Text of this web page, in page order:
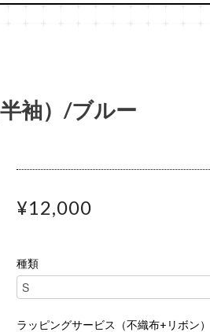
袖）/ブルー
¥12,000
種類
ラッピングサービス（不織布+リボン）